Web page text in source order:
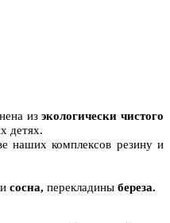
изэкологически чистого
детях.
наших комплексов резину и
сосна, перекладины береза.